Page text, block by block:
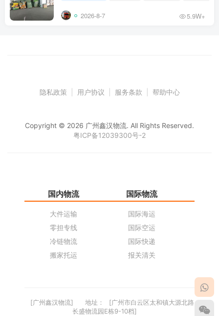
2026-8-7 5.9W+
隐私政策 用户协议 服务条款 帮助中心
Copyright © 2026 广州鑫汉物流. All Rights Reserved.
粤ICP备12039300号-2
国内物流
大件运输
零担专线
冷链物流
搬家托运
国际物流
国际海运
国际空运
国际快递
报关清关
[广州鑫汉物流] 地址：
[广州市白云区太和镇大源北路
长盛物流园E栋9-10档]